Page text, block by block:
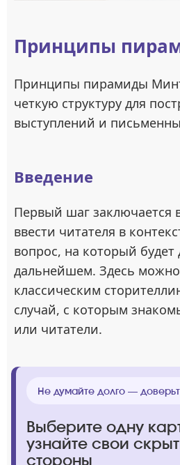
Принципы
Принципы пирамиды
четкую структуру для
выступлений и
Введение
Первый шаг заключается
ввести читателя в
вопрос, на который будет
дальнейшем. Здесь можно
классическим
случай, с которым
или читатели.
Не думайте долго —
Выберите одну
узнайте свои
стороны